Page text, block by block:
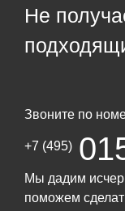
Не
Звоните по
+7 (495)
Мы дадим
поможем